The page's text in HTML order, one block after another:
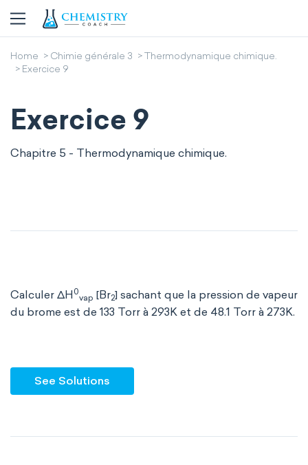
Home Chimie générale 3
Thermodynamique chimique.
Exercice 9
Exercice 9
Chapitre 5 - Thermodynamique chimique.
Calculer ΔH 0
vap [Br2] sachant que la pression de vapeur
du brome est de 133 Torr à 293K et de 48.1 Torr à 273K.
See Solutions